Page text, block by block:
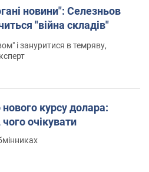
новини": Селезньов
"війна складів"
і зануритися в темряву,
курсу долара:
очікувати